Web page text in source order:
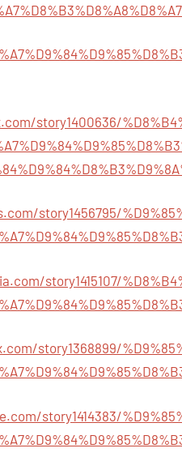
story1400636/
story1456795/
story1415107/
story1368899/
story1414383/